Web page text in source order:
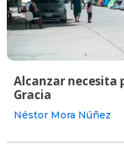
Alcanzar necesita
Gracia
Néstor Mora Núñez